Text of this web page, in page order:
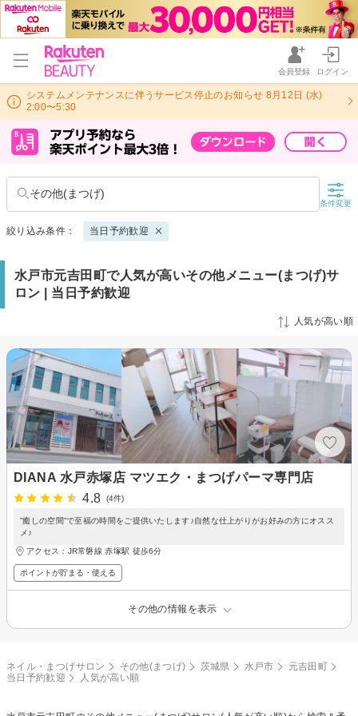
会員登録 ログイン
システムメンテナンスに伴うサービス停止のお知らせ 8月12日 (水)
2:00〜5:30
その他(まつげ)
条件変更
絞り込み条件： 当日予約歓迎
水戸市元吉田町で人気が高いその他メニュー(まつげ)サ
ロン | 当日予約歓迎
人気が高い順
DIANA 水戸赤塚店 マツエク・まつげパーマ専門店
4.8
(4件)
”癒しの空間”で至福の時間をご提供いたします♪自然な仕上がりがお好みの方にオスス
メ♪
アクセス：JR常磐線 赤塚駅 徒歩6分
ポイントが貯まる・使える
その他の情報を表示
ネイル・まつげサロン その他(まつげ) 茨城県 水戸市
元吉田町
当日予約歓迎
人気が高い順